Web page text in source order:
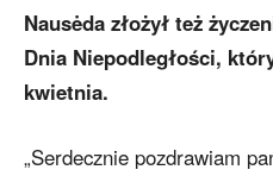
Nausėda złożył też
Dnia Niepodległości,
kwietnia.
„Serdecznie pozdrawiam